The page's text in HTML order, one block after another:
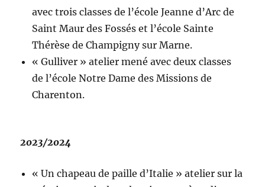
avec trois classes de l’école Jeanne d’Arc de
Saint Maur des Fossés et l’école Sainte
Thérèse de Champigny sur Marne.
« Gulliver » atelier mené avec deux classes
de l’école Notre Dame des Missions de
Charenton.
2023/2024
« Un chapeau de paille d’Italie » atelier sur la